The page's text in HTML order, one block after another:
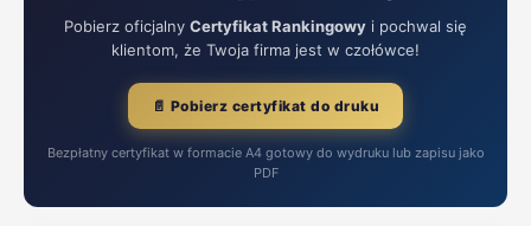
Pobierz oficjalny Certyfikat Rankingowy i pochwal się
klientom, że Twoja firma jest w czołówce!
📄 Pobierz certyfikat do druku
Bezpłatny certyfikat w formacie A4 gotowy do wydruku lub zapisu jako
PDF